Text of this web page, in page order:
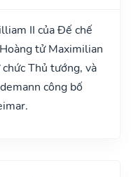
II của Đế chế
tử Maximilian
Thủ tướng, và
công bố